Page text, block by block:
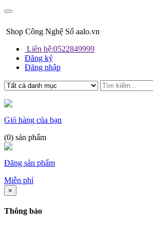
Shop Công Nghệ Số aalo.vn
Liên hệ:0522849999
Đăng ký
Đăng nhập
Giỏ hàng của bạn
(0) sản phẩm
Đăng sản phẩm
Miễn phí
×
Thông báo